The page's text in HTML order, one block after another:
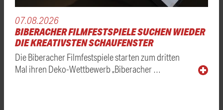
07.08.2026
BIBERACHER FILMFESTSPIELE SUCHEN WIEDER
DIE KREATIVSTEN SCHAUFENSTER
Die Biberacher Filmfestspiele starten zum dritten
Mal ihren Deko-Wettbewerb „Biberacher …